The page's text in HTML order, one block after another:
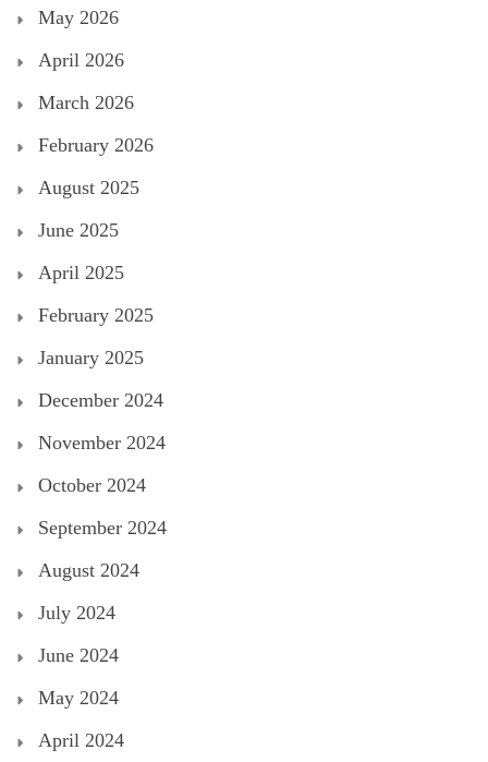
May 2026
April 2026
March 2026
February 2026
August 2025
June 2025
April 2025
February 2025
January 2025
December 2024
November 2024
October 2024
September 2024
August 2024
July 2024
June 2024
May 2024
April 2024